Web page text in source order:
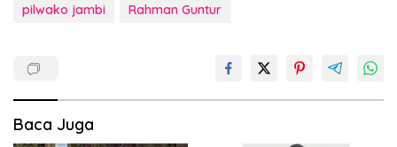
pilwako jambi
Rahman Guntur
Baca Juga